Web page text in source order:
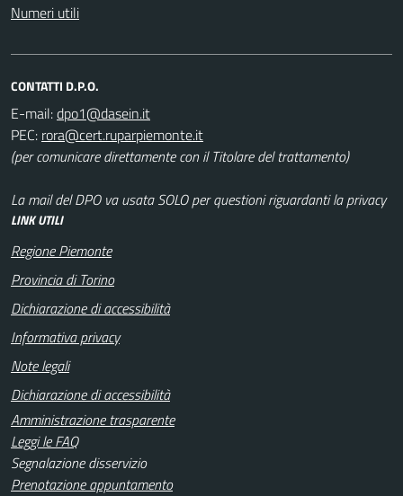
Numeri utili
CONTATTI D.P.O.
E-mail:
PEC:
(per comunicare direttamente con il Titolare del trattamento)
La mail del DPO va usata SOLO per questioni riguardanti la privacy
LINK UTILI
Regione Piemonte
Provincia di Torino
Dichiarazione di accessibilità
Informativa privacy
Note legali
Dichiarazione di accessibilità
Amministrazione trasparente
Leggi le FAQ
Segnalazione disservizio
Prenotazione appuntamento